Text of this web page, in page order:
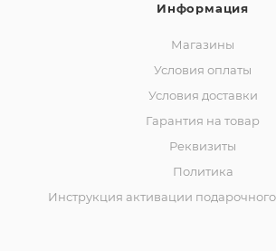
Информация
Магазины
Условия оплаты
Условия доставки
Гарантия на товар
Реквизиты
Политика
Инструкция активации